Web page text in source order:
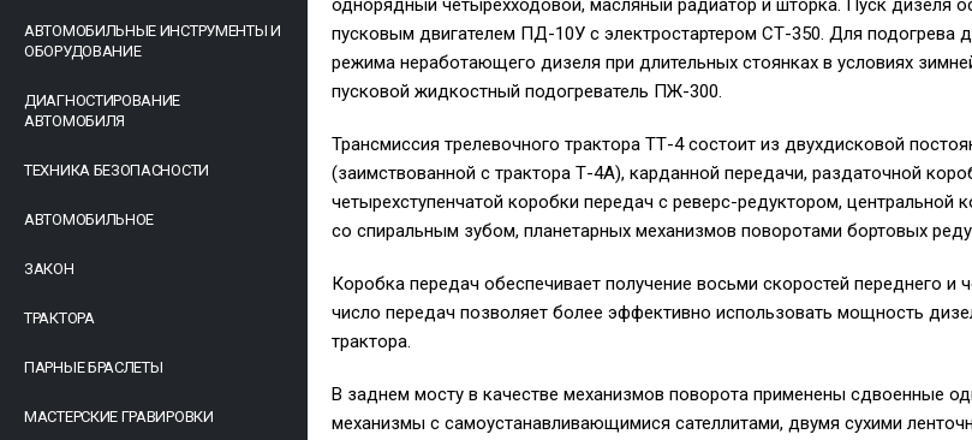
АВТОМОБИЛЬНЫЕ ИНСТРУМЕНТЫ И
ОБОРУДОВАНИЕ
ДИАГНОСТИРОВАНИЕ
АВТОМОБИЛЯ
ТЕХНИКА БЕЗОПАСНОСТИ
АВТОМОБИЛЬНОЕ
ЗАКОН
ТРАКТОРА
ПАРНЫЕ БРАСЛЕТЫ
МАСТЕРСКИЕ ГРАВИРОВКИ
однорядный четырехходовой, масляный радиатор и шторка. Пуск дизеля
пусковым двигателем ПД-10У с электростартером СТ-350. Для подогрева
режима неработающего дизеля при длительных стоянках в условиях
пусковой жидкостный подогреватель ПЖ-300.
Трансмиссия трелевочного трактора ТТ-4 состоит из двухдисковой
(заимствованной с трактора Т-4А), карданной передачи, раздаточной
четырехступенчатой коробки передач с реверс-редуктором, центральной
со спиральным зубом, планетарных механизмов поворотами бортовых
Коробка передач обеспечивает получение восьми скоростей переднего и
число передач позволяет более эффективно использовать мощность
трактора.
В заднем мосту в качестве механизмов поворота применены сдвоенные
механизмы с самоустанавливающимися сателлитами, двумя сухими